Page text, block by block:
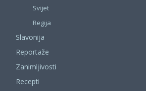
Svijet
Regija
Slavonija
Reportaže
Zanimljivosti
Recepti